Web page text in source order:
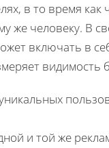
в то время
же человеку. В
включать в
видимость
и той же